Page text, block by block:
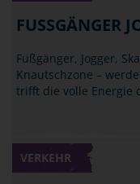
FUSSGÄNGER
Fußgänger, Jogger,
Knautschzone –
trifft die volle Energie
VERKEHR